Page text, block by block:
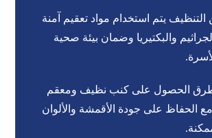
التنظيف يتم استخدام مواد تعقيم آمنة
والبكتيريا وضمان بيئة صحية
الحصول على كنب نظيف ومعقم
الحفاظ على جودة الأقمشة والألوان